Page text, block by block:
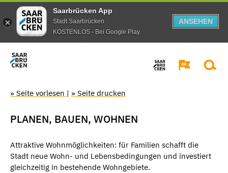
Saarbrücken App
Stadt Saarbrücken
KOSTENLOS - Bei Google Play
ANSEHEN
» Seite vorlesen | » Seite drucken
PLANEN, BAUEN, WOHNEN
Attraktive Wohnmöglichkeiten: für Familien schafft die
Stadt neue Wohn- und Lebensbedingungen und investiert
gleichzeitig in bestehende Wohngebiete.